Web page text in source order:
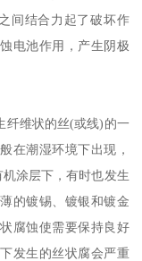
间结合力起了破坏作
电池作用，产生阴极
纤维状的丝(或线)的一
在潮湿环境下出现，
涂层下，有时也发生
的镀锡、镀银和镀金
腐蚀使需要保持良好
发生的丝状腐会严重